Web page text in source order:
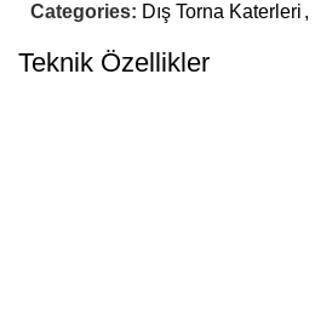
Categories: Dış Torna Katerleri ,
Teknik Özellikler